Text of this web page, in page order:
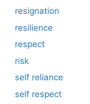
resignation
resilience
respect
risk
self reliance
self respect